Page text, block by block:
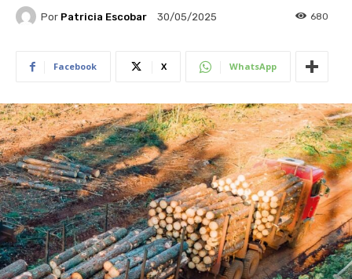
Por Patricia Escobar 30/05/2025 680
Facebook X WhatsApp